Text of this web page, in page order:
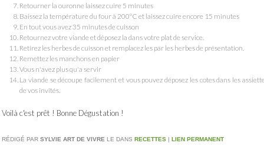
Retourner la ouronne laissez cuire 5 minutes
Baissez la température du four à 200°C et laissez cuire encore 15 minutes
En tout vous avez 35 minutes de cuisson
Retournez votre viande et déposez la dans votre plat de service.
Retirez les herbes de cuisson et remplacez les par les herbes de présentation.
Remettez les manchons en papier
Vous n'avez plus qu'a servir
La viande se découpe facilement et vous pouvez déposez les cotes dans les
de vos invités.
Voilà c'est prêt ! Bonne Dégustation !
RÉDIGÉ PAR SYLVIE ART DE VIVRE LE DANS RECETTES | LIEN PERMANENT